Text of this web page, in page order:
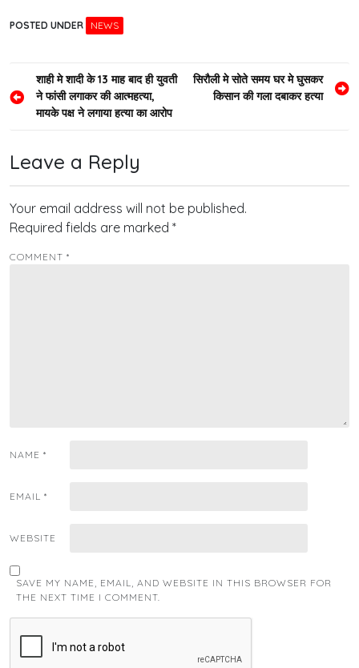
POSTED UNDER NEWS
Post
navigation
शाही मे शादी के 13 माह बाद ही युवती
ने फांसी लगाकर की आत्महत्या,
मायके पक्ष ने लगाया हत्या का आरोप
सिरौली मे सोते समय घर मे घुसकर
किसान की गला दबाकर हत्या
Leave a Reply
Your email address will not be published.
Required fields are marked *
COMMENT *
NAME *
EMAIL *
WEBSITE
SAVE MY NAME, EMAIL, AND WEBSITE IN THIS BROWSER FOR
THE NEXT TIME I COMMENT.